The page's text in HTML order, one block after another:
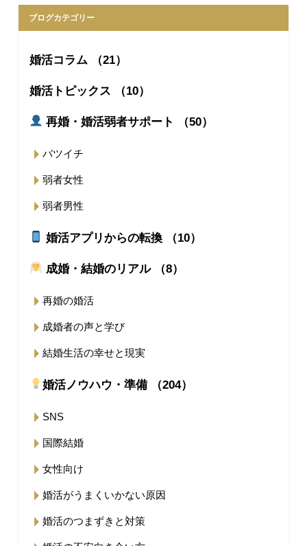
ブログカテゴリー
婚活コラム （21）
婚活トピックス （10）
再婚・婚活弱者サポート （50）
バツイチ
弱者女性
弱者男性
婚活アプリからの転換 （10）
成婚・結婚のリアル （8）
再婚の婚活
成婚者の声と学び
結婚生活の幸せと現実
婚活ノウハウ・準備 （204）
SNS
国際結婚
女性向け
婚活がうまくいかない原因
婚活のつまずきと対策